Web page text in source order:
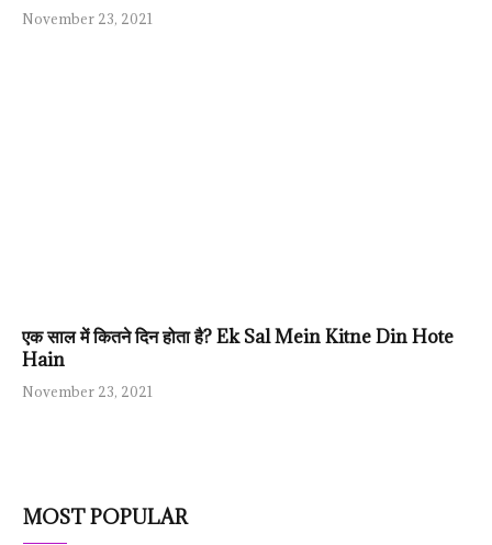
November 23, 2021
एक साल में कितने दिन होता है? Ek Sal Mein Kitne Din Hote
Hain
November 23, 2021
MOST POPULAR